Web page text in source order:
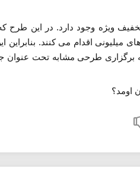
ویژه وجود دارد. در این طرح که
اقدام می کنند. بنابراین
برگزاری طرحی مشابه تحت عنوان
آذر 1404 آغاز خواهد شد.
اقدام می کند. بدین معنی که
اومد؟